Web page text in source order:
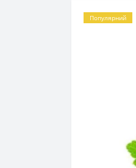
Популярний